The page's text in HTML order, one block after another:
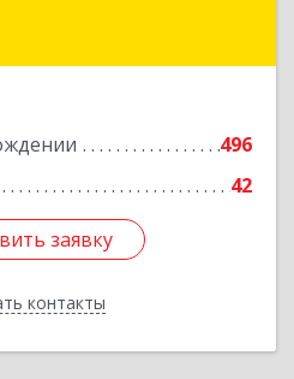
496
42
заявку
контакты
Киров г, Горького ул,
заявку
Назад